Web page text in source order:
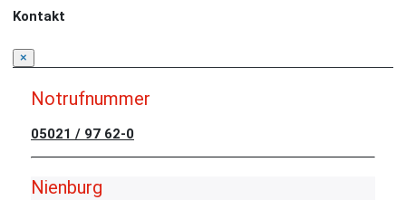
Kontakt
×
Notrufnummer
05021 / 97 62-0
Nienburg